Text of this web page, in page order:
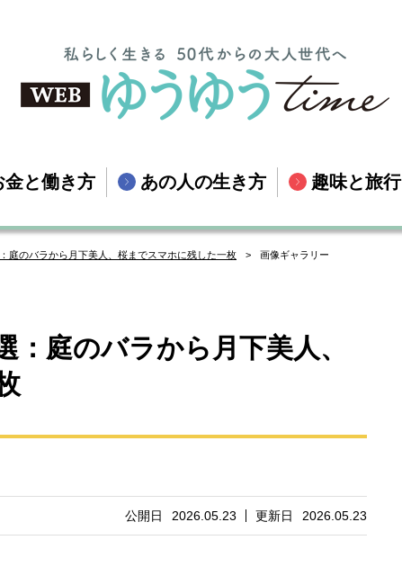
金と働き方 あの人の生き方 趣味と旅行
庭のバラから月下美人、桜までスマホに残した一枚 画像ギャラリー
庭のバラから月下美人、
公開日 2026.05.23 更新日 2026.05.23